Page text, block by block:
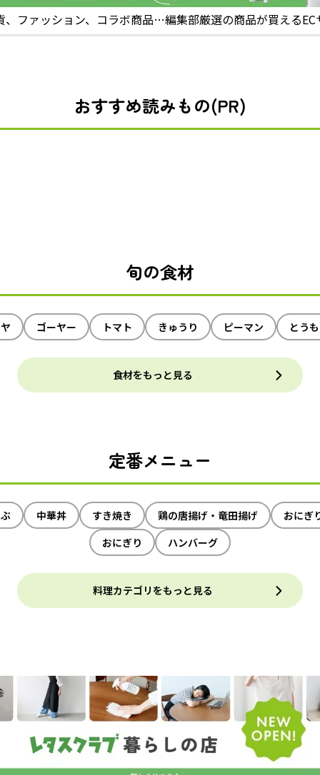
、ファッション、コラボ商品…編集部厳選の商品が買えるEC
おすすめ読みもの(PR)
旬の食材
ゴーヤー トマト きゅうり ピーマン とう
食材をもっと見る
定番メニュー
中華丼 すき焼き 鶏の唐揚げ・竜田揚げ
おにぎ
おにぎり
ハンバーグ
料理カテゴリをもっと見る